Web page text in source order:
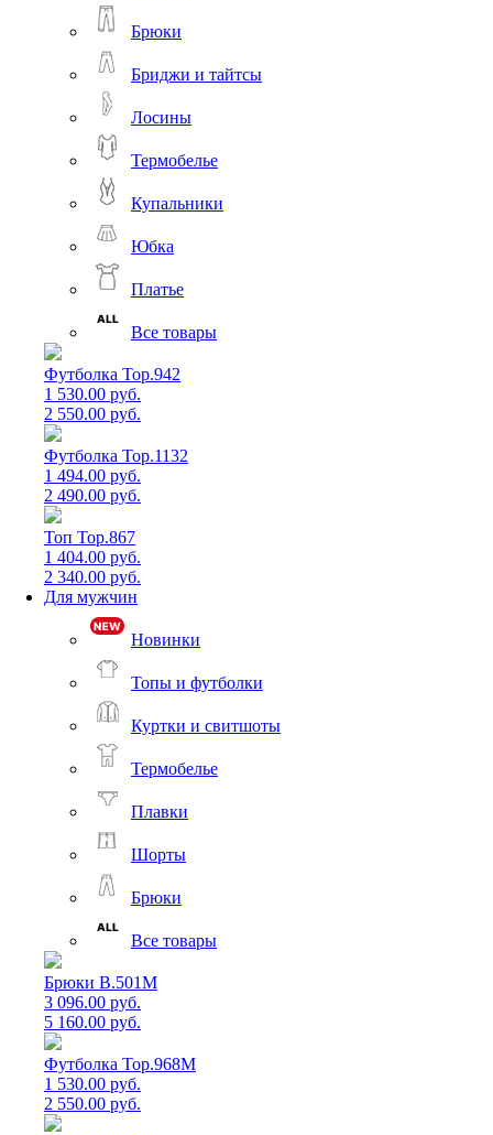
Брюки
Бриджи и тайтсы
Лосины
Термобелье
Купальники
Юбка
Платье
Все товары
Футболка Top.942
1 530.00 руб.
2 550.00 руб.
Футболка Top.1132
1 494.00 руб.
2 490.00 руб.
Топ Top.867
1 404.00 руб.
2 340.00 руб.
Для мужчин
Новинки
Топы и футболки
Куртки и свитшоты
Термобелье
Плавки
Шорты
Брюки
Все товары
Брюки B.501M
3 096.00 руб.
5 160.00 руб.
Футболка Top.968M
1 530.00 руб.
2 550.00 руб.